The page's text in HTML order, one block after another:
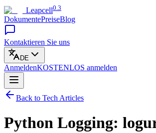
Leapcell0.3
DokumentePreiseBlog
Kontaktieren Sie uns
DE
AnmeldenKOSTENLOS anmelden
Back to Tech Articles
Python Logging: